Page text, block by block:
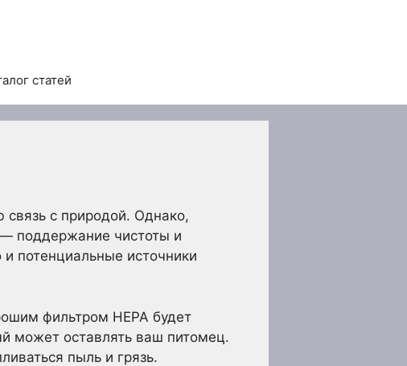
статей
с природой. Однако,
поддержание чистоты и
потенциальные источники
фильтром HEPA будет
может оставлять ваш питомец.
пыль и грязь.